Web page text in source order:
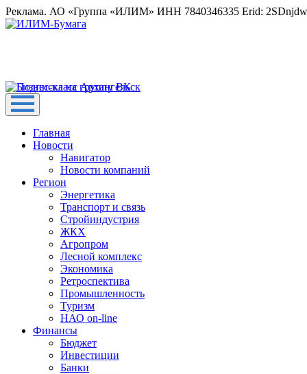
Реклама. АО «Группа «ИЛИМ» ИНН 7840346335 Erid:
Главная
Новости
Навигатор
Новости компаний
Регион
Энергетика
Транспорт и связь
Стройиндустрия
ЖКХ
Агропром
Лесной комплекс
Экономика
Ретроспектива
Промышленность
Туризм
НАО on-line
Финансы
Бюджет
Инвестиции
Банки